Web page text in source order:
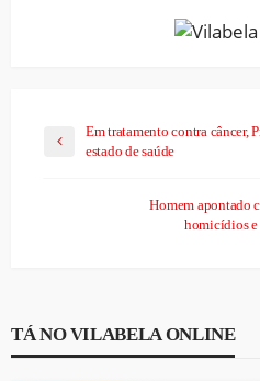
Em tratamento contra câncer,
estado de saúde
Homem apontado
homicídios e
TÁ NO VILABELA ONLINE